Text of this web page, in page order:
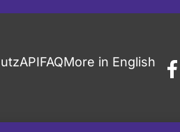
APIFAQMore in English